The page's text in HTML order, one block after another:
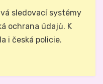
sledovací systémy
ochrana údajů. K
i česká policie.